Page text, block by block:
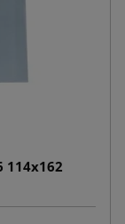
114x162